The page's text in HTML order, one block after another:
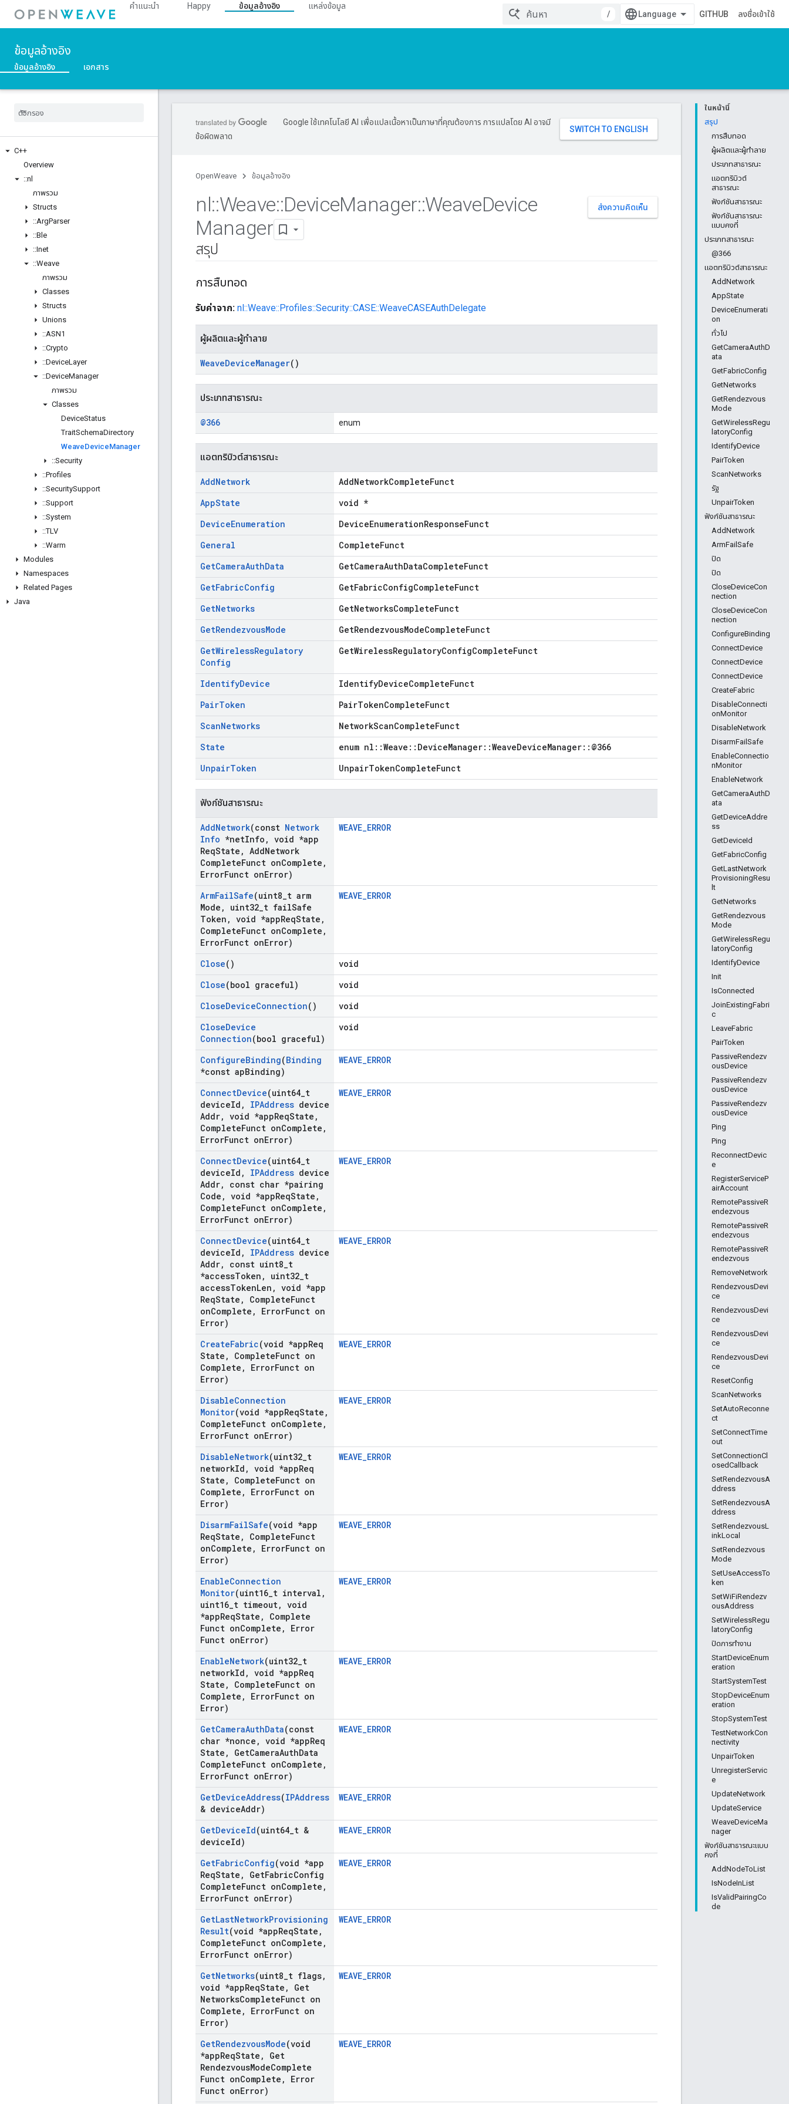
คำแนะนำ Happy ข้อมูลอ้างอิง
แหล่งข้อมูล
/
GITHUB ลงชื่อเข้าใช้
ข้อมูลอ้างอิง
ข้อมูลอ้างอิง เอกสาร
C++
Overview
::nl
ภาพรวม
Structs
::ArgParser
::Ble
::Inet
::Weave
ภาพรวม
Classes
Structs
Unions
::ASN1
::Crypto
::DeviceLayer
::DeviceManager
ภาพรวม
Classes
DeviceStatus
TraitSchemaDirectory
WeaveDeviceManager
::Security
::Profiles
::SecuritySupport
::Support
::System
::TLV
::Warm
Modules
Namespaces
Related Pages
Java
ในหน้านี้
สรุป
การสืบทอด
ผู้ผลิตและผู้ทำลาย
ประเภทสาธารณะ
แอตทริบิวต์
สาธารณะ
ฟังก์ชันสาธารณะ
ฟังก์ชันสาธารณะ
แบบคงที่
ประเภทสาธารณะ
@366
แอตทริบิวต์สาธารณะ
AddNetwork
AppState
DeviceEnumerati
on
ทั่วไป
GetCameraAuthD
ata
GetFabricConfig
GetNetworks
GetRendezvous
Mode
GetWirelessRegu
latoryConfig
IdentifyDevice
PairToken
ScanNetworks
รัฐ
UnpairToken
ฟังก์ชันสาธารณะ
AddNetwork
ArmFailSafe
ปิด
ปิด
CloseDeviceCon
nection
CloseDeviceCon
nection
ConfigureBinding
ConnectDevice
ConnectDevice
ConnectDevice
CreateFabric
DisableConnecti
onMonitor
DisableNetwork
DisarmFailSafe
EnableConnectio
nMonitor
EnableNetwork
GetCameraAuthD
ata
GetDeviceAddre
ss
GetDeviceId
GetFabricConfig
GetLastNetwork
ProvisioningResu
lt
GetNetworks
GetRendezvous
Mode
GetWirelessRegu
latoryConfig
IdentifyDevice
Init
IsConnected
JoinExistingFabri
c
LeaveFabric
PairToken
PassiveRendezv
ousDevice
PassiveRendezv
ousDevice
PassiveRendezv
ousDevice
Ping
Ping
ReconnectDevic
e
RegisterServiceP
airAccount
RemotePassiveR
endezvous
RemotePassiveR
endezvous
RemotePassiveR
endezvous
RemoveNetwork
RendezvousDevi
ce
RendezvousDevi
ce
RendezvousDevi
ce
RendezvousDevi
ce
ResetConfig
ScanNetworks
SetAutoReconne
ct
SetConnectTime
out
SetConnectionCl
osedCallback
SetRendezvousA
ddress
SetRendezvousA
ddress
SetRendezvousL
inkLocal
SetRendezvous
Mode
SetUseAccessTo
ken
SetWiFiRendezv
ousAddress
SetWirelessRegu
latoryConfig
ปิดการทำงาน
StartDeviceEnum
eration
StartSystemTest
StopDeviceEnum
eration
StopSystemTest
TestNetworkCon
nectivity
UnpairToken
UnregisterServic
e
UpdateNetwork
UpdateService
WeaveDeviceMa
nager
ฟังก์ชันสาธารณะแบบ
คงที่
AddNodeToList
IsNodeInList
IsValidPairingCo
de
Google ใช้เทคโนโลยี AI เพื่อแปลเนื้อหาเป็นภาษาที่คุณต้องการ การแปลโดย AI อาจมี
ข้อผิดพลาด
OpenWeave ข้อมูลอ้างอิง
ส่งความคิดเห็น
nl::Weave::DeviceManager::WeaveDevice
Manager
สรุป
การสืบทอด
รับค่าจาก: nl::Weave::Profiles::Security::CASE::WeaveCASEAuthDelegate
ผู้ผลิตและผู้ทำลาย
WeaveDeviceManager()
ประเภทสาธารณะ
@366 enum
แอตทริบิวต์สาธารณะ
AddNetwork
AddNetworkCompleteFunct
AppState
void *
DeviceEnumeration
DeviceEnumerationResponseFunct
General
CompleteFunct
GetCameraAuthData
GetCameraAuthDataCompleteFunct
GetFabricConfig
GetFabricConfigCompleteFunct
GetNetworks
GetNetworksCompleteFunct
GetRendezvousMode
GetRendezvousModeCompleteFunct
GetWirelessRegulatory
Config
GetWirelessRegulatoryConfigCompleteFunct
IdentifyDevice
IdentifyDeviceCompleteFunct
PairToken
PairTokenCompleteFunct
ScanNetworks
NetworkScanCompleteFunct
State
enum nl::Weave::DeviceManager::WeaveDeviceManager::@366
UnpairToken UnpairTokenCompleteFunct
ฟังก์ชันสาธารณะ
AddNetwork(const Network
Info *netInfo , void *app
ReqState , AddNetwork
CompleteFunct onComplete ,
ErrorFunct onError)
WEAVE_ERROR
ArmFailSafe(uint8 t arm
Mode , uint32 t failSafe
Token , void *appReqState ,
CompleteFunct onComplete ,
ErrorFunct onError)
WEAVE_ERROR
Close()
void
Close(bool graceful)
void
CloseDeviceConnection()
void
CloseDevice
Connection(bool graceful)
void
ConfigureBinding(Binding
*const apBinding)
WEAVE_ERROR
ConnectDevice(uint64 t
deviceId , IPAddress device
Addr, void *appReqState ,
CompleteFunct onComplete ,
ErrorFunct onError)
WEAVE_ERROR
ConnectDevice(uint64 t
deviceId , IPAddress device
Addr,
const char *pairing
Code , void *appReqState ,
CompleteFunct onComplete ,
ErrorFunct onError)
WEAVE_ERROR
ConnectDevice(uint64 t
deviceId , IPAddress device
Addr, const uint8 t
*accessToken , uint32 t
accessTokenLen , void *app
ReqState , CompleteFunct
onComplete , ErrorFunct on
Error)
WEAVE_ERROR
CreateFabric(void *appReq
State , CompleteFunct on
Complete , ErrorFunct on
Error)
WEAVE_ERROR
DisableConnection
Monitor(void *appReqState ,
CompleteFunct onComplete ,
ErrorFunct onError)
WEAVE_ERROR
DisableNetwork(uint32 t
networkId , void *appReq
State , CompleteFunct on
Complete , ErrorFunct on
Error)
WEAVE_ERROR
DisarmFailSafe(void *app
ReqState , CompleteFunct
onComplete , ErrorFunct on
Error)
WEAVE_ERROR
EnableConnection
Monitor(uint16 t interval ,
uint16 t timeout, void
*appReqState ,
Complete
Funct onComplete ,
Error
Funct onError)
WEAVE_ERROR
EnableNetwork(uint32 t
networkId , void *appReq
State , CompleteFunct on
Complete , ErrorFunct on
Error)
WEAVE_ERROR
GetCameraAuthData(const
char *nonce , void *appReq
State , GetCameraAuthData
CompleteFunct onComplete ,
ErrorFunct onError)
WEAVE_ERROR
GetDeviceAddress(IPAddress
& deviceAddr)
WEAVE_ERROR
GetDeviceId(uint64 t &
deviceId)
WEAVE_ERROR
GetFabricConfig(void *app
ReqState , GetFabricConfig
CompleteFunct onComplete ,
ErrorFunct onError)
WEAVE_ERROR
GetLastNetworkProvisioning
Result(void *appReqState ,
CompleteFunct onComplete ,
ErrorFunct onError)
WEAVE_ERROR
GetNetworks(uint8 t flags,
void *appReqState ,
Get
NetworksCompleteFunct on
Complete , ErrorFunct on
Error)
WEAVE_ERROR
GetRendezvousMode(void
*appReqState ,
Get
RendezvousModeComplete
Funct onComplete ,
Error
Funct onError)
WEAVE_ERROR